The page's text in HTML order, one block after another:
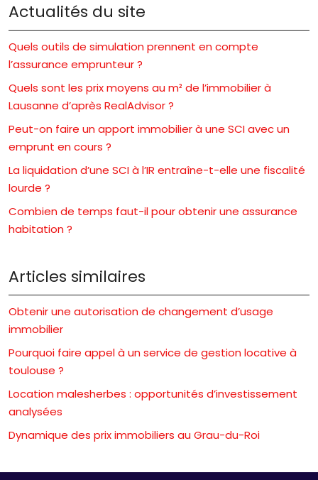
Actualités du site
Quels outils de simulation prennent en compte
l’assurance emprunteur ?
Quels sont les prix moyens au m² de l’immobilier à
Lausanne d’après RealAdvisor ?
Peut-on faire un apport immobilier à une SCI avec un
emprunt en cours ?
La liquidation d’une SCI à l’IR entraîne-t-elle une fiscalité
lourde ?
Combien de temps faut-il pour obtenir une assurance
habitation ?
Articles similaires
Obtenir une autorisation de changement d’usage
immobilier
Pourquoi faire appel à un service de gestion locative à
toulouse ?
Location malesherbes : opportunités d’investissement
analysées
Dynamique des prix immobiliers au Grau-du-Roi